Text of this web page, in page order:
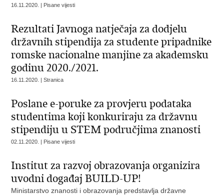
16.11.2020. | Pisane vijesti
Rezultati Javnoga natječaja za dodjelu
državnih stipendija za studente pripadnike
romske nacionalne manjine za akademsku
godinu 2020./2021.
16.11.2020. | Stranica
Poslane e-poruke za provjeru podataka
studentima koji konkuriraju za državnu
stipendiju u STEM područjima znanosti
02.11.2020. | Pisane vijesti
Institut za razvoj obrazovanja organizira
uvodni događaj BUILD-UP!
Ministarstvo znanosti i obrazovanja predstavlja državne